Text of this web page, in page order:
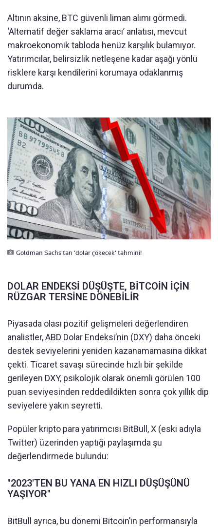
Altının aksine, BTC güvenli liman alımı görmedi.
‘Alternatif değer saklama aracı’ anlatısı, mevcut
makroekonomik tabloda henüz karşılık bulamıyor.
Yatırımcılar, belirsizlik netleşene kadar aşağı yönlü
risklere karşı kendilerini korumaya odaklanmış
durumda.
Goldman Sachs'tan 'dolar çökecek' tahmini!
DOLAR ENDEKSİ DÜŞÜŞTE, BİTCOİN İÇİN
RÜZGAR TERSİNE DÖNEBİLİR
Piyasada olası pozitif gelişmeleri değerlendiren
analistler, ABD Dolar Endeksi’nin (DXY) daha önceki
destek seviyelerini yeniden kazanamamasına dikkat
çekti. Ticaret savaşı sürecinde hızlı bir şekilde
gerileyen DXY, psikolojik olarak önemli görülen 100
puan seviyesinden reddedildikten sonra çok yıllık dip
seviyelere yakın seyretti.
Popüler kripto para yatırımcısı BitBull, X (eski adıyla
Twitter) üzerinden yaptığı paylaşımda şu
değerlendirmede bulundu:
"2023'TEN BU YANA EN HIZLI DÜŞÜŞÜNÜ
YAŞIYOR"
BitBull ayrıca, bu dönemi Bitcoin’in performansıyla